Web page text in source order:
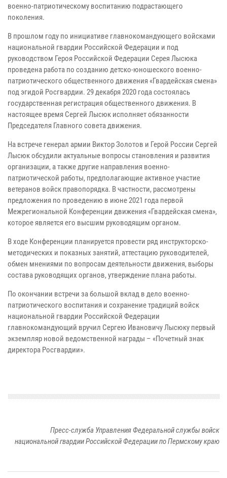
военно-патриотическому воспитанию подрастающего
поколения.
В прошлом году по инициативе главнокомандующего войсками
национальной гвардии Российской Федерации и под
руководством Героя Российской Федерации Серея Лысюка
проведена работа по созданию детско-юношеского военно-
патриотического общественного движения «Гвардейская смена»
под эгидой Росгвардии. 29 декабря 2020 года состоялась
государственная регистрация общественного движения. В
настоящее время Сергей Лысюк исполняет обязанности
Председателя Главного совета движения.
На встрече генерал армии Виктор Золотов и Герой России Сергей
Лысюк обсудили актуальные вопросы становления и развития
организации, а также другие направления военно-
патриотической работы, предполагающие активное участие
ветеранов войск правопорядка. В частности, рассмотрены
предложения по проведению в июне 2021 года первой
Межрегиональной Конференции движения «Гвардейская смена»,
которое является его высшим руководящим органом.
В ходе Конференции планируется провести ряд инструкторско-
методических и показных занятий, аттестацию руководителей,
обмен мнениями по вопросам деятельности движения, выборы
состава руководящих органов, утверждение плана работы.
По окончании встречи за большой вклад в дело военно-
патриотического воспитания и сохранение традиций войск
национальной гвардии Российской Федерации
главнокомандующий вручил Сергею Ивановичу Лысюку первый
экземпляр новой ведомственной награды – «Почетный знак
директора Росгвардии».
Пресс-служба Управления Федеральной службы войск
национальной гвардии Российской Федерации по Пермскому краю